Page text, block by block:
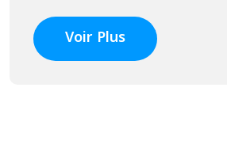
Voir Plus